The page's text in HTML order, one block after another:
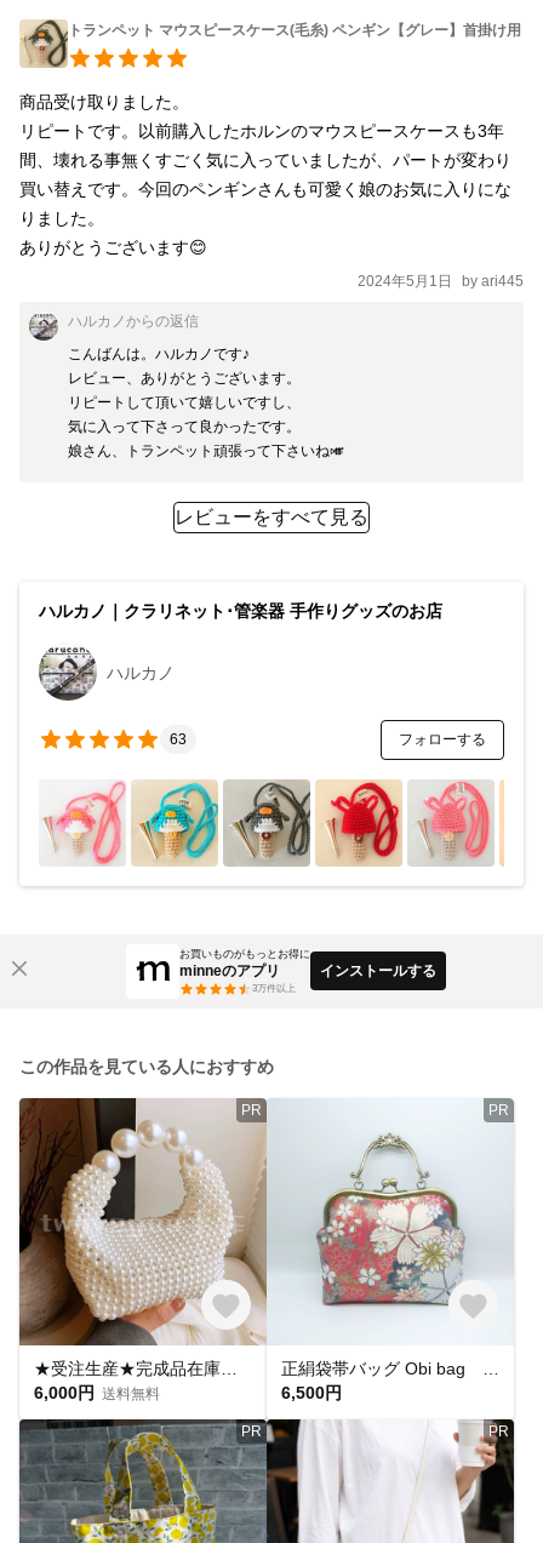
トランペット マウスピースケース(毛糸) ペンギン【グレー】首掛け用
商品受け取りました。
リピートです。以前購入したホルンのマウスピースケースも3年
間、壊れる事無くすごく気に入っていましたが、パートが変わり
買い替えです。今回のペンギンさんも可愛く娘のお気に入りにな
りました。
ありがとうございます😊
2024年5月1日 by ari445
ハルカノからの返信
こんばんは。ハルカノです♪
レビュー、ありがとうございます。
リピートして頂いて嬉しいですし、
気に入って下さって良かったです。
レビューをすべて見る
ハルカノ｜クラリネット･管楽器 手作りグッズのお店
ハルカノ
63 フォローする
お買いものがもっとお得に
minneのアプリ
3万件以上
インストールする
この作品を見ている人におすすめ
PR
6,000円 送料無料
PR
6,500円
PR PR